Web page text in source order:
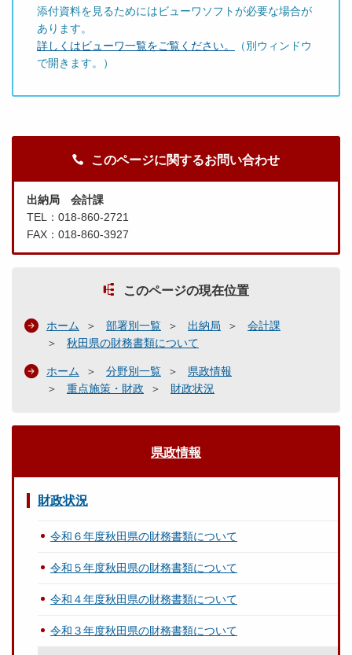
添付資料を見るためにはビューワソフトが必要な場合が
あります。
詳しくはビューワ一覧をご覧ください。
（別ウィンドウ
で開きます。）
このページに関するお問い合わせ
出納局 会計課
TEL：018-860-2721
FAX：018-860-3927
このページの現在位置
ホーム 部署別一覧 出納局
会計課
秋田県の財務書類について
ホーム 分野別一覧
県政情報
重点施策・財政
財政状況
県政情報
財政状況
令和６年度秋田県の財務書類について
令和５年度秋田県の財務書類について
令和４年度秋田県の財務書類について
令和３年度秋田県の財務書類について